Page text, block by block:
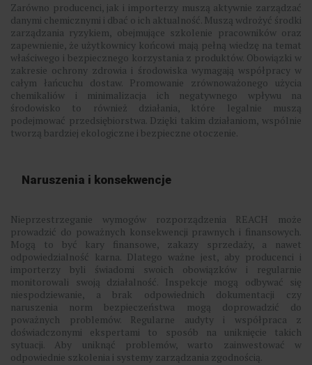
Zarówno producenci, jak i importerzy muszą aktywnie zarządzać
danymi chemicznymi i dbać o ich aktualność. Muszą wdrożyć środki
zarządzania ryzykiem, obejmujące szkolenie pracowników oraz
zapewnienie, że użytkownicy końcowi mają pełną wiedzę na temat
właściwego i bezpiecznego korzystania z produktów. Obowiązki w
zakresie ochrony zdrowia i środowiska wymagają współpracy w
całym łańcuchu dostaw. Promowanie zrównoważonego użycia
chemikaliów i minimalizacja ich negatywnego wpływu na
środowisko to również działania, które legalnie muszą
podejmować przedsiębiorstwa. Dzięki takim działaniom, wspólnie
tworzą bardziej ekologiczne i bezpieczne otoczenie.
Naruszenia i konsekwencje
Nieprzestrzeganie wymogów rozporządzenia REACH może
prowadzić do poważnych konsekwencji prawnych i finansowych.
Mogą to być kary finansowe, zakazy sprzedaży, a nawet
odpowiedzialność karna. Dlatego ważne jest, aby producenci i
importerzy byli świadomi swoich obowiązków i regularnie
monitorowali swoją działalność. Inspekcje mogą odbywać się
niespodziewanie, a brak odpowiednich dokumentacji czy
naruszenia norm bezpieczeństwa mogą doprowadzić do
poważnych problemów. Regularne audyty i współpraca z
doświadczonymi ekspertami to sposób na uniknięcie takich
sytuacji. Aby uniknąć problemów, warto zainwestować w
odpowiednie szkolenia i systemy zarządzania zgodnością.